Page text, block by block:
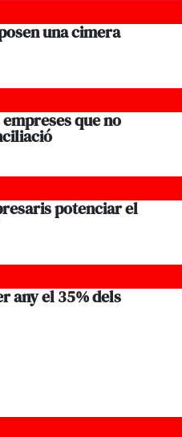
una cimera
que no
potenciar el
any el 35% dels